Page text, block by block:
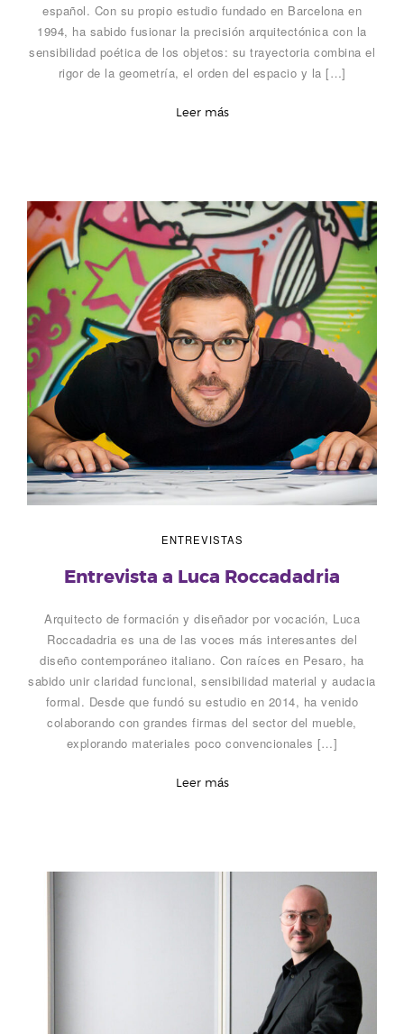
español. Con su propio estudio fundado en Barcelona en
1994, ha sabido fusionar la precisión arquitectónica con la
sensibilidad poética de los objetos: su trayectoria combina el
rigor de la geometría, el orden del espacio y la […]
Leer más
ENTREVISTAS
Entrevista a Luca Roccadadria
Arquitecto de formación y diseñador por vocación, Luca
Roccadadria es una de las voces más interesantes del
diseño contemporáneo italiano. Con raíces en Pesaro, ha
sabido unir claridad funcional, sensibilidad material y audacia
formal. Desde que fundó su estudio en 2014, ha venido
colaborando con grandes firmas del sector del mueble,
explorando materiales poco convencionales […]
Leer más